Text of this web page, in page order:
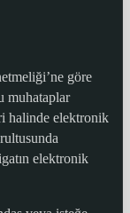
göre
muhataplar
halinde elektronik
elektronik